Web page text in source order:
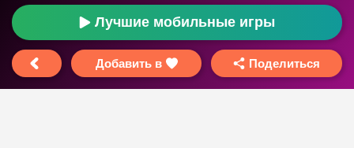
Лучшие мобильные игры
Добавить в Поделиться